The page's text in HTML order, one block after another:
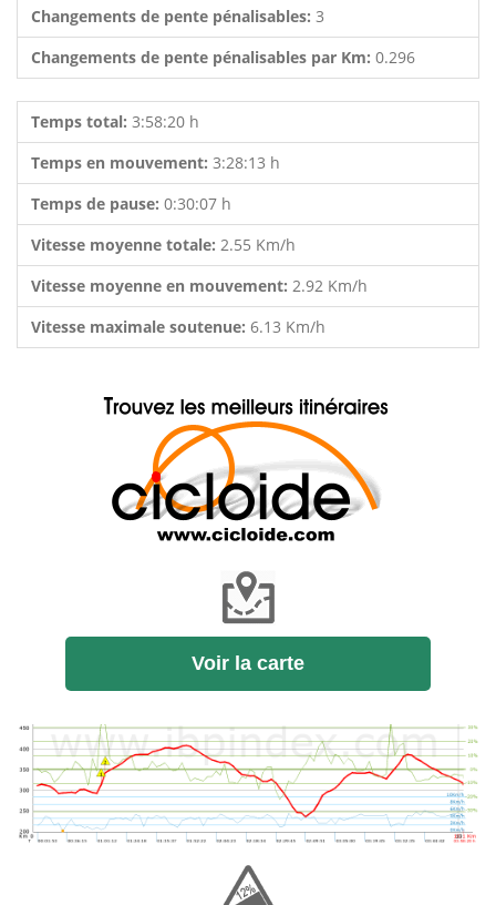
Changements de pente pénalisables: 3
Changements de pente pénalisables par Km: 0.296
Temps total: 3:58:20 h
Temps en mouvement: 3:28:13 h
Temps de pause: 0:30:07 h
Vitesse moyenne totale: 2.55 Km/h
Vitesse moyenne en mouvement: 2.92 Km/h
Vitesse maximale soutenue: 6.13 Km/h
Voir la carte